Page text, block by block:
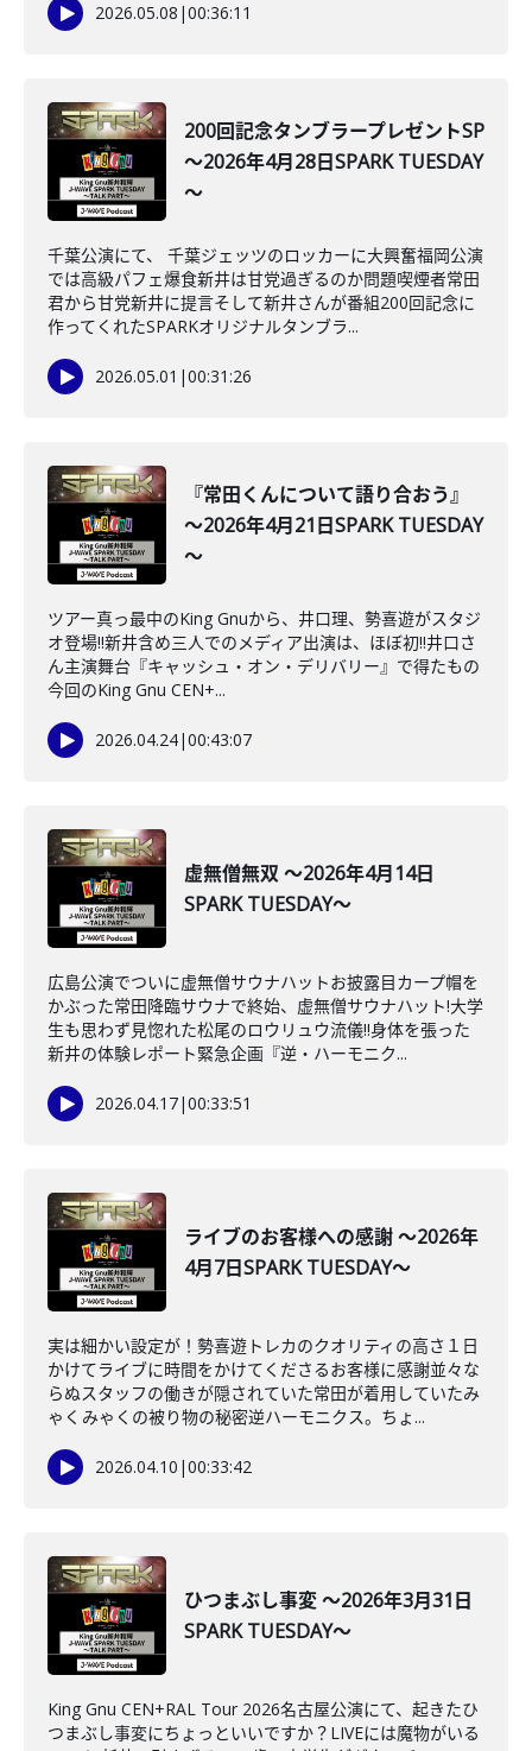
2026.05.08 |00:36:11
200回記念タンブラープレゼントSP
～2026年4月28日SPARK TUESDAY
～
千葉公演にて、 千葉ジェッツのロッカーに大興奮福岡公演
では高級パフェ爆食新井は甘党過ぎるのか問題喫煙者常田
君から甘党新井に提言そして新井さんが番組200回記念に
作ってくれたSPARKオリジナルタンブラ...
2026.05.01 |00:31:26
『常田くんについて語り合おう』
～2026年4月21日SPARK TUESDAY
～
ツアー真っ最中のKing Gnuから、井口理、勢喜遊がスタジ
オ登場!!新井含め三人でのメディア出演は、ほぼ初‼井口さ
ん主演舞台『キャッシュ・オン・デリバリー』で得たもの
今回のKing Gnu CEN+...
2026.04.24|00:43:07
虚無僧無双 ～2026年4月14日
SPARK TUESDAY～
広島公演でついに虚無僧サウナハットお披露目カープ帽を
かぶった常田降臨サウナで終始、虚無僧サウナハット!大学
生も思わず見惚れた松尾のロウリュウ流儀‼身体を張った
新井の体験レポート緊急企画『逆・ハーモニク...
2026.04.17|00:33:51
ライブのお客様への感謝 ～2026年
4月7日SPARK TUESDAY～
実は細かい設定が！勢喜遊トレカのクオリティの高さ１日
かけてライブに時間をかけてくださるお客様に感謝並々な
らぬスタッフの働きが隠されていた常田が着用していたみ
ゃくみゃくの被り物の秘密逆ハーモニクス。ちょ...
2026.04.10 |00:33:42
ひつまぶし事変 ～2026年3月31日
SPARK TUESDAY～
King Gnu CEN+RAL Tour 2026名古屋公演にて、起きたひ
つまぶし事変にちょっといいですか？LIVEには魔物がいる